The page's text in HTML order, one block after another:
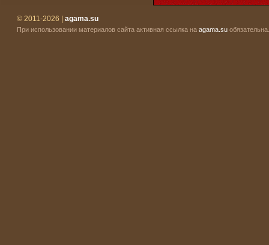
© 2011-2026 | agama.su
При использовании материалов сайта активная ссылка на agama.su обязательна.